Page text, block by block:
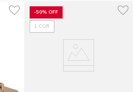
-50% OFF
1 COR